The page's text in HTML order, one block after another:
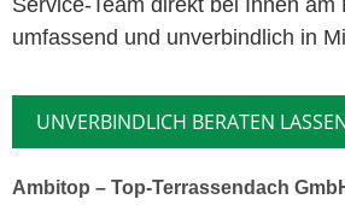
umfassend und unverbindlich in
UNVERBINDLICH BERATEN
Ambitop – Top-Terrassendach